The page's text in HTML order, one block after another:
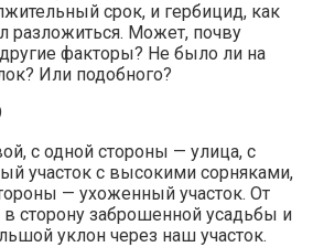
срок, и гербицид, как
разложиться. Может, почву
факторы? Не было ли на
Или подобного?
с одной стороны — улица, с
участок с высокими сорняками,
— ухоженный участок. От
в сторону заброшенной усадьбы и
уклон через наш участок.